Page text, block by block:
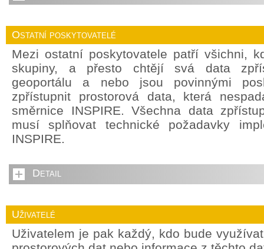
Ostatní poskytovatelé
Mezi ostatní poskytovatele patří všichni,
skupiny, a přesto chtějí svá data
geoportálu a nebo jsou povinnými
zpřístupnit prostorová data, která
směrnice INSPIRE. Všechna data
musí splňovat technické požadavky
INSPIRE.
Detail
Uživatelé
Uživatelem je pak každý, kdo bude